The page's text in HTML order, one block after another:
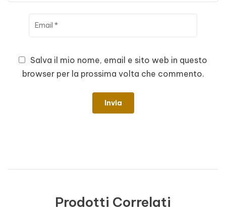
Salva il mio nome, email e sito web in questo
browser per la prossima volta che commento.
Prodotti Correlati